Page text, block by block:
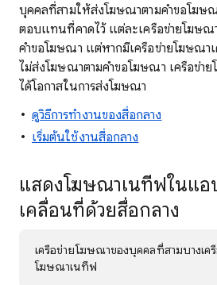
บุคคลที่สามให้ส่งโฆษณาตามคำขอโฆษณ
ตอบแทนที่คาดไว้ แต่ละเครือข่ายโฆษณ
คำขอโฆษณา แต่หากมีเครือข่ายโฆษณา
ไม่ส่งโฆษณาตามคำขอโฆษณา เครือข่า
ได้โอกาสในการส่งโฆษณา
ดูวิธีการทำงานของสื่อกลาง
เริ่มต้นใช้งานสื่อกลาง
แสดงโฆษณาเนทีฟในแ
เคลื่อนที่ด้วยสื่อกลาง
เครือข่ายโฆษณาของบุคคลที่สามบางเค
โฆษณาเนทีฟ